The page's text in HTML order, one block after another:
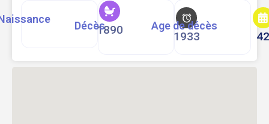
1890
Décès
1933
Age de décès